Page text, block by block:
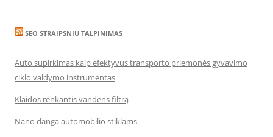
SEO STRAIPSNIU TALPINIMAS
Auto supirkimas kaip efektyvus transporto priemonės gyvavimo
ciklo valdymo instrumentas
Klaidos renkantis vandens filtrą
Nano danga automobilio stiklams